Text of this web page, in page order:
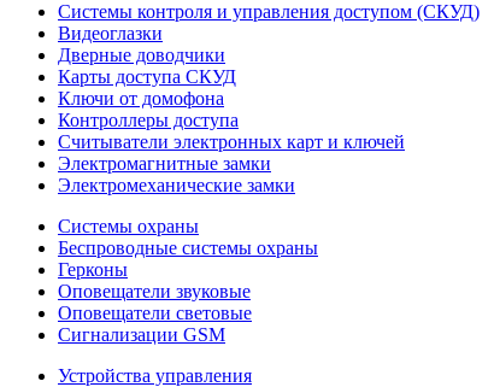
Системы контроля и управления доступом (СКУД)
Видеоглазки
Дверные доводчики
Карты доступа СКУД
Ключи от домофона
Контроллеры доступа
Считыватели электронных карт и ключей
Электромагнитные замки
Электромеханические замки
Системы охраны
Беспроводные системы охраны
Герконы
Оповещатели звуковые
Оповещатели световые
Сигнализации GSM
Устройства управления